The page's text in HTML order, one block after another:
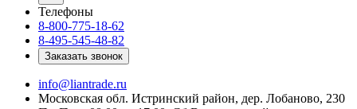
Телефоны
8-800-775-18-62
8-495-545-48-82
Заказать звонок
info@liantrade.ru
Московская обл. Истринский район, дер. Лобаново, 230